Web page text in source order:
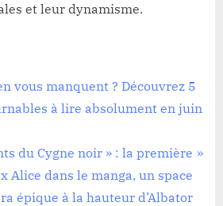
et leur dynamisme.
vous manquent ? Découvrez 5
à lire absolument en juin
du Cygne noir » : la première
Alice dans le manga, un space
épique à la hauteur d’Albator